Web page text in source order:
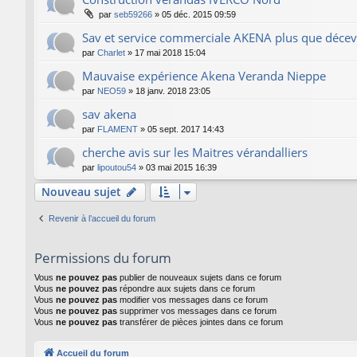
par seb59266 » 05 déc. 2015 09:59
Sav et service commerciale AKENA plus que
par Charlet » 17 mai 2018 15:04
Mauvaise expérience Akena Veranda Nieppe
par NEO59 » 18 janv. 2018 23:05
sav akena
par FLAMENT » 05 sept. 2017 14:43
cherche avis sur les Maitres vérandalliers
par lipoutou54 » 03 mai 2015 16:39
Nouveau sujet
Revenir à l’accueil du forum
Permissions du forum
Vous ne pouvez pas publier de nouveaux sujets dans ce forum
Vous ne pouvez pas répondre aux sujets dans ce forum
Vous ne pouvez pas modifier vos messages dans ce forum
Vous ne pouvez pas supprimer vos messages dans ce forum
Vous ne pouvez pas transférer de pièces jointes dans ce forum
Accueil du forum